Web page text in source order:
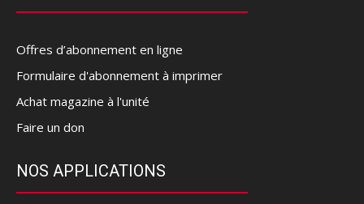
Offres d’abonnement en ligne
Formulaire d'abonnement à imprimer
Achat magazine à l'unité
Faire un don
NOS APPLICATIONS